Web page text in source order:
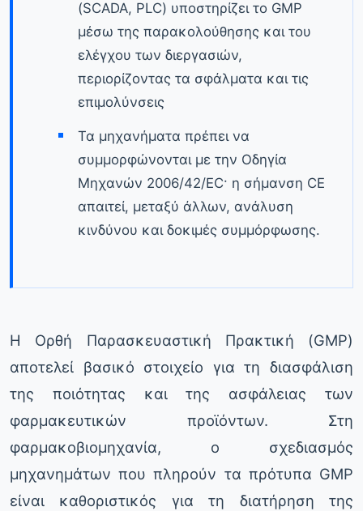
(SCADA, PLC) υποστηρίζει το GMP
μέσω της παρακολούθησης και του
ελέγχου των διεργασιών,
περιορίζοντας τα σφάλματα και τις
επιμολύνσεις
Τα μηχανήματα πρέπει να
συμμορφώνονται με την Οδηγία
Μηχανών 2006/42/EC· η σήμανση CE
απαιτεί, μεταξύ άλλων, ανάλυση
κινδύνου και δοκιμές συμμόρφωσης.
Η Ορθή Παρασκευαστική Πρακτική (GMP)
αποτελεί βασικό στοιχείο για τη διασφάλιση
της ποιότητας και της ασφάλειας των
φαρμακευτικών προϊόντων. Στη
φαρμακοβιομηχανία, ο σχεδιασμός
μηχανημάτων που πληρούν τα πρότυπα GMP
είναι καθοριστικός για τη διατήρηση της